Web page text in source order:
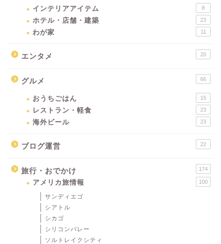
インテリアアイテム 8
ホテル・店舗・建築 23
わが家 11
エンタメ 20
グルメ 66
おうちごはん 15
レストラン・軽食 23
海外ビール 23
ブログ運営 22
旅行・おでかけ 174
アメリカ旅情報 100
サンディエゴ
シアトル
シカゴ
シリコンバレー
ソルトレイクシティ